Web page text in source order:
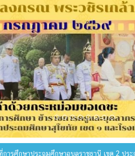
การศึกษาประถมศึกษาอุบลราชธานี เขต 2 ปร